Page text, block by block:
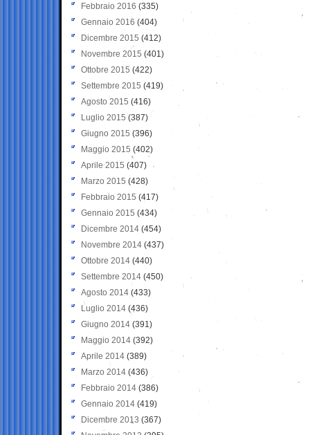
Febbraio 2016 (335)
Gennaio 2016 (404)
Dicembre 2015 (412)
Novembre 2015 (401)
Ottobre 2015 (422)
Settembre 2015 (419)
Agosto 2015 (416)
Luglio 2015 (387)
Giugno 2015 (396)
Maggio 2015 (402)
Aprile 2015 (407)
Marzo 2015 (428)
Febbraio 2015 (417)
Gennaio 2015 (434)
Dicembre 2014 (454)
Novembre 2014 (437)
Ottobre 2014 (440)
Settembre 2014 (450)
Agosto 2014 (433)
Luglio 2014 (436)
Giugno 2014 (391)
Maggio 2014 (392)
Aprile 2014 (389)
Marzo 2014 (436)
Febbraio 2014 (386)
Gennaio 2014 (419)
Dicembre 2013 (367)